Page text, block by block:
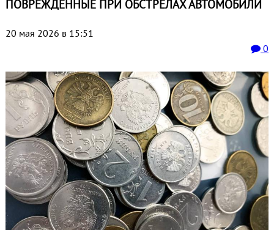
ПОВРЕЖДЕННЫЕ ПРИ ОБСТРЕЛАХ АВТОМОБИЛИ
20 мая 2026 в 15:51
0